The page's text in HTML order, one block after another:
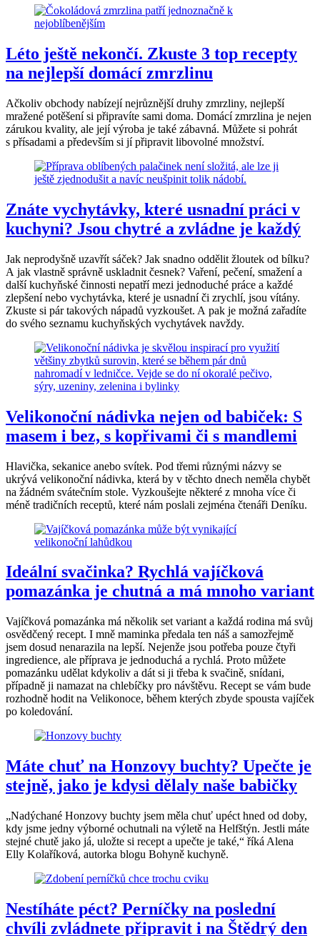
Léto ještě nekončí. Zkuste 3 top recepty
na nejlepší domácí zmrzlinu
Ačkoliv obchody nabízejí nejrůznější druhy zmrzliny, nejlepší
mražené potěšení si připravíte sami doma. Domácí zmrzlina je nejen
zárukou kvality, ale její výroba je také zábavná. Můžete si pohrát
s přísadami a především si jí připravit libovolné množství.
Znáte vychytávky, které usnadní práci v
kuchyni? Jsou chytré a zvládne je každý
Jak neprodyšně uzavřít sáček? Jak snadno oddělit žloutek od bílku?
A jak vlastně správně uskladnit česnek? Vaření, pečení, smažení a
další kuchyňské činnosti nepatří mezi jednoduché práce a každé
zlepšení nebo vychytávka, které je usnadní či zrychlí, jsou vítány.
Zkuste si pár takových nápadů vyzkoušet. A pak je možná zařadíte
do svého seznamu kuchyňských vychytávek navždy.
Velikonoční nádivka nejen od babiček: S
masem i bez, s kopřivami či s mandlemi
Hlavička, sekanice anebo svítek. Pod třemi různými názvy se
ukrývá velikonoční nádivka, která by v těchto dnech neměla chybět
na žádném svátečním stole. Vyzkoušejte některé z mnoha více či
méně tradičních receptů, které nám poslali zejména čtenáři Deníku.
Ideální svačinka? Rychlá vajíčková
pomazánka je chutná a má mnoho variant
Vajíčková pomazánka má několik set variant a každá rodina má svůj
osvědčený recept. I mně maminka předala ten náš a samozřejmě
jsem dosud nenarazila na lepší. Nejenže jsou potřeba pouze čtyři
ingredience, ale příprava je jednoduchá a rychlá. Proto můžete
pomazánku udělat kdykoliv a dát si ji třeba k svačině, snídani,
případně ji namazat na chlebíčky pro návštěvu. Recept se vám bude
rozhodně hodit na Velikonoce, během kterých zbyde spousta vajíček
po koledování.
Máte chuť na Honzovy buchty? Upečte je
stejně, jako je kdysi dělaly naše babičky
„Nadýchané Honzovy buchty jsem měla chuť upéct hned od doby,
kdy jsme jedny výborné ochutnali na výletě na Helfštýn. Jestli máte
stejné chutě jako já, uložte si recept a upečte je také,“ říká Alena
Elly Kolaříková, autorka blogu Bohyně kuchyně.
Nestíháte péct? Perníčky na poslední
chvíli zvládnete připravit i na Štědrý den